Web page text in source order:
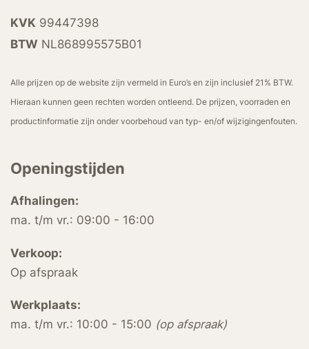
KVK 99447398
BTW NL868995575B01
Alle prijzen op de website zijn vermeld in Euro’s en zijn inclusief 21% BTW.
Hieraan kunnen geen rechten worden ontleend. De prijzen, voorraden en
productinformatie zijn onder voorbehoud van typ- en/of wijzigingenfouten.
Openingstijden
Afhalingen:
ma. t/m vr.: 09:00 - 16:00
Verkoop:
Op afspraak
Werkplaats:
ma. t/m vr.: 10:00 - 15:00 (op afspraak)